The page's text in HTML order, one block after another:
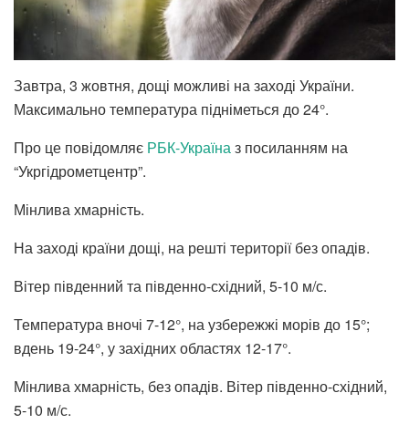
Завтра, 3 жовтня, дощі можливі на заході України.
Максимально температура підніметься до 24°.
Про це повідомляє РБК-Україназ посиланням на
“Укргідрометцентр”.
Мінлива хмарність.
На заході країни дощі, на решті території без опадів.
Вітер південний та південно-східний, 5-10 м/с.
Температура вночі 7-12°, на узбережжі морів до 15°;
вдень 19-24°, у західних областях 12-17°.
Мінлива хмарність, без опадів. Вітер південно-східний,
5-10 м/с.